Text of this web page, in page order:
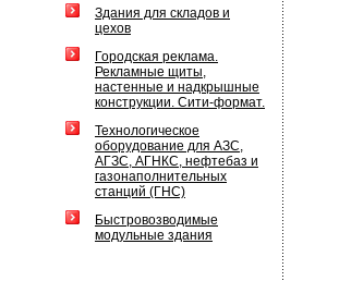
Здания для складов и
цехов
Городская реклама.
Рекламные щиты,
настенные и надкрышные
конструкции. Сити-формат.
Технологическое
оборудование для АЗС,
АГЗС, АГНКС, нефтебаз и
газонаполнительных
станций (ГНС)
Быстровозводимые
модульные здания